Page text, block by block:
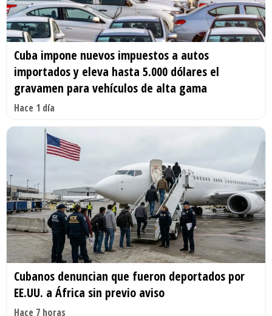
Cuba impone nuevos impuestos a autos
importados y eleva hasta 5.000 dólares el
gravamen para vehículos de alta gama
Hace 1 día
Cubanos denuncian que fueron deportados por
EE.UU. a África sin previo aviso
Hace 7 horas